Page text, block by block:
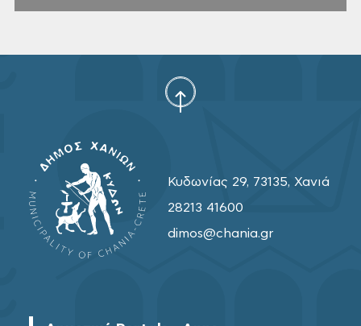
Κυδωνίας 29, 73135, Χανιά
28213 41600
dimos@chania.gr